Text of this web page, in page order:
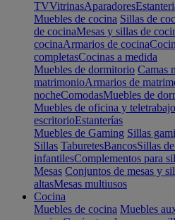
TVVitrinasAparadores
Muebles de cocina Sillas de
de cocinaMesas y sillas de
cocinaArmarios de cocina
completasCocinas a medida
Muebles de dormitorio Camas
matrimonioArmarios de
nocheComodasMuebles de
Muebles de oficina y teletrabajo
escritorioEstanterías
Muebles de Gaming Sillas
Sillas TaburetesBancosSillas
infantilesComplementos para
Mesas Conjuntos de mesas y
altasMesas multiusos
Cocina
Muebles de cocina Muebles